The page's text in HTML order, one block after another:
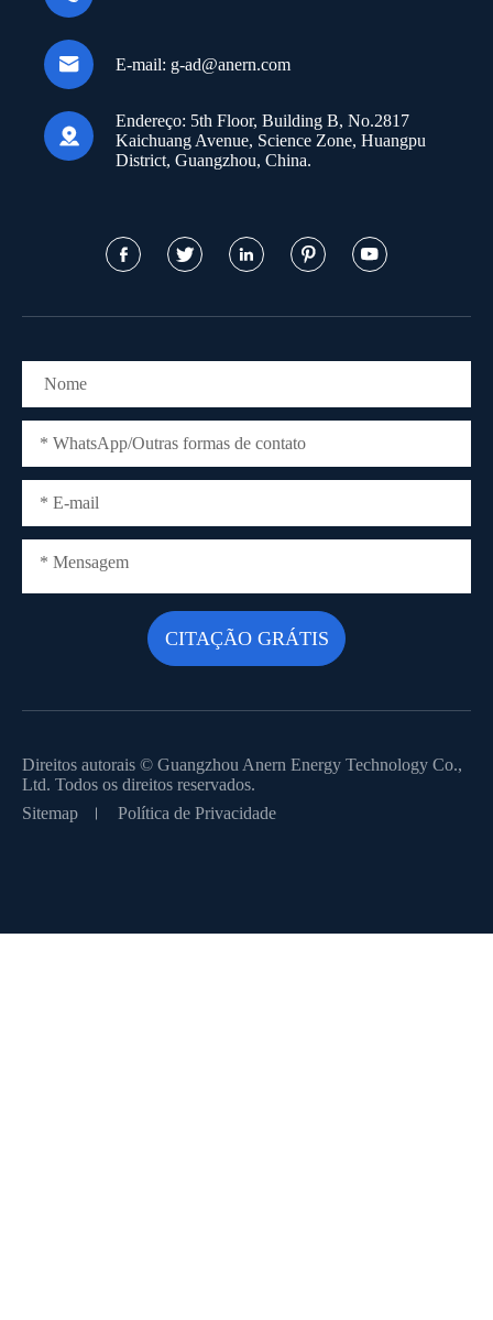
 E-mail: g-ad@anern.com

Endereço: 5th Floor, Building B, No.2817
Kaichuang Avenue, Science Zone, Huangpu
District, Guangzhou, China.
    
Direitos autorais © Guangzhou Anern Energy Technology Co.,
Ltd. Todos os direitos reservados.
Sitemap
Política de Privacidade